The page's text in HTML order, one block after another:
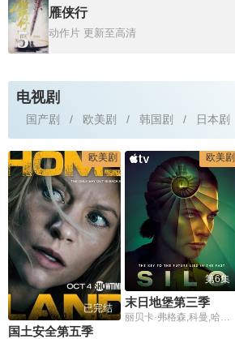
5
雁侠行
动作片 更新至高清
电视剧
国产剧 欧美剧 韩国剧 日本剧
欧美剧
已完结
国土安全第五季
欧美剧
第6集
末日地堡第三季
丽贝卡·弗格森,科曼,哈丽特·瓦尔特,才那扎·乌奇,阿维·纳什,亚历山大·莱利,肖恩·麦克雷,雷米·米尔纳,里克·戈麦斯,比利·波斯尔思韦特,克莱尔·珀金斯,阿什利·祖克曼,杰西卡·亨维克,劳拉·伊内斯,杰西卡·布朗·芬德利,莫文·克里斯蒂,里德·伯尼,马特·克拉文,科林·汉克斯,史蒂夫·扎恩